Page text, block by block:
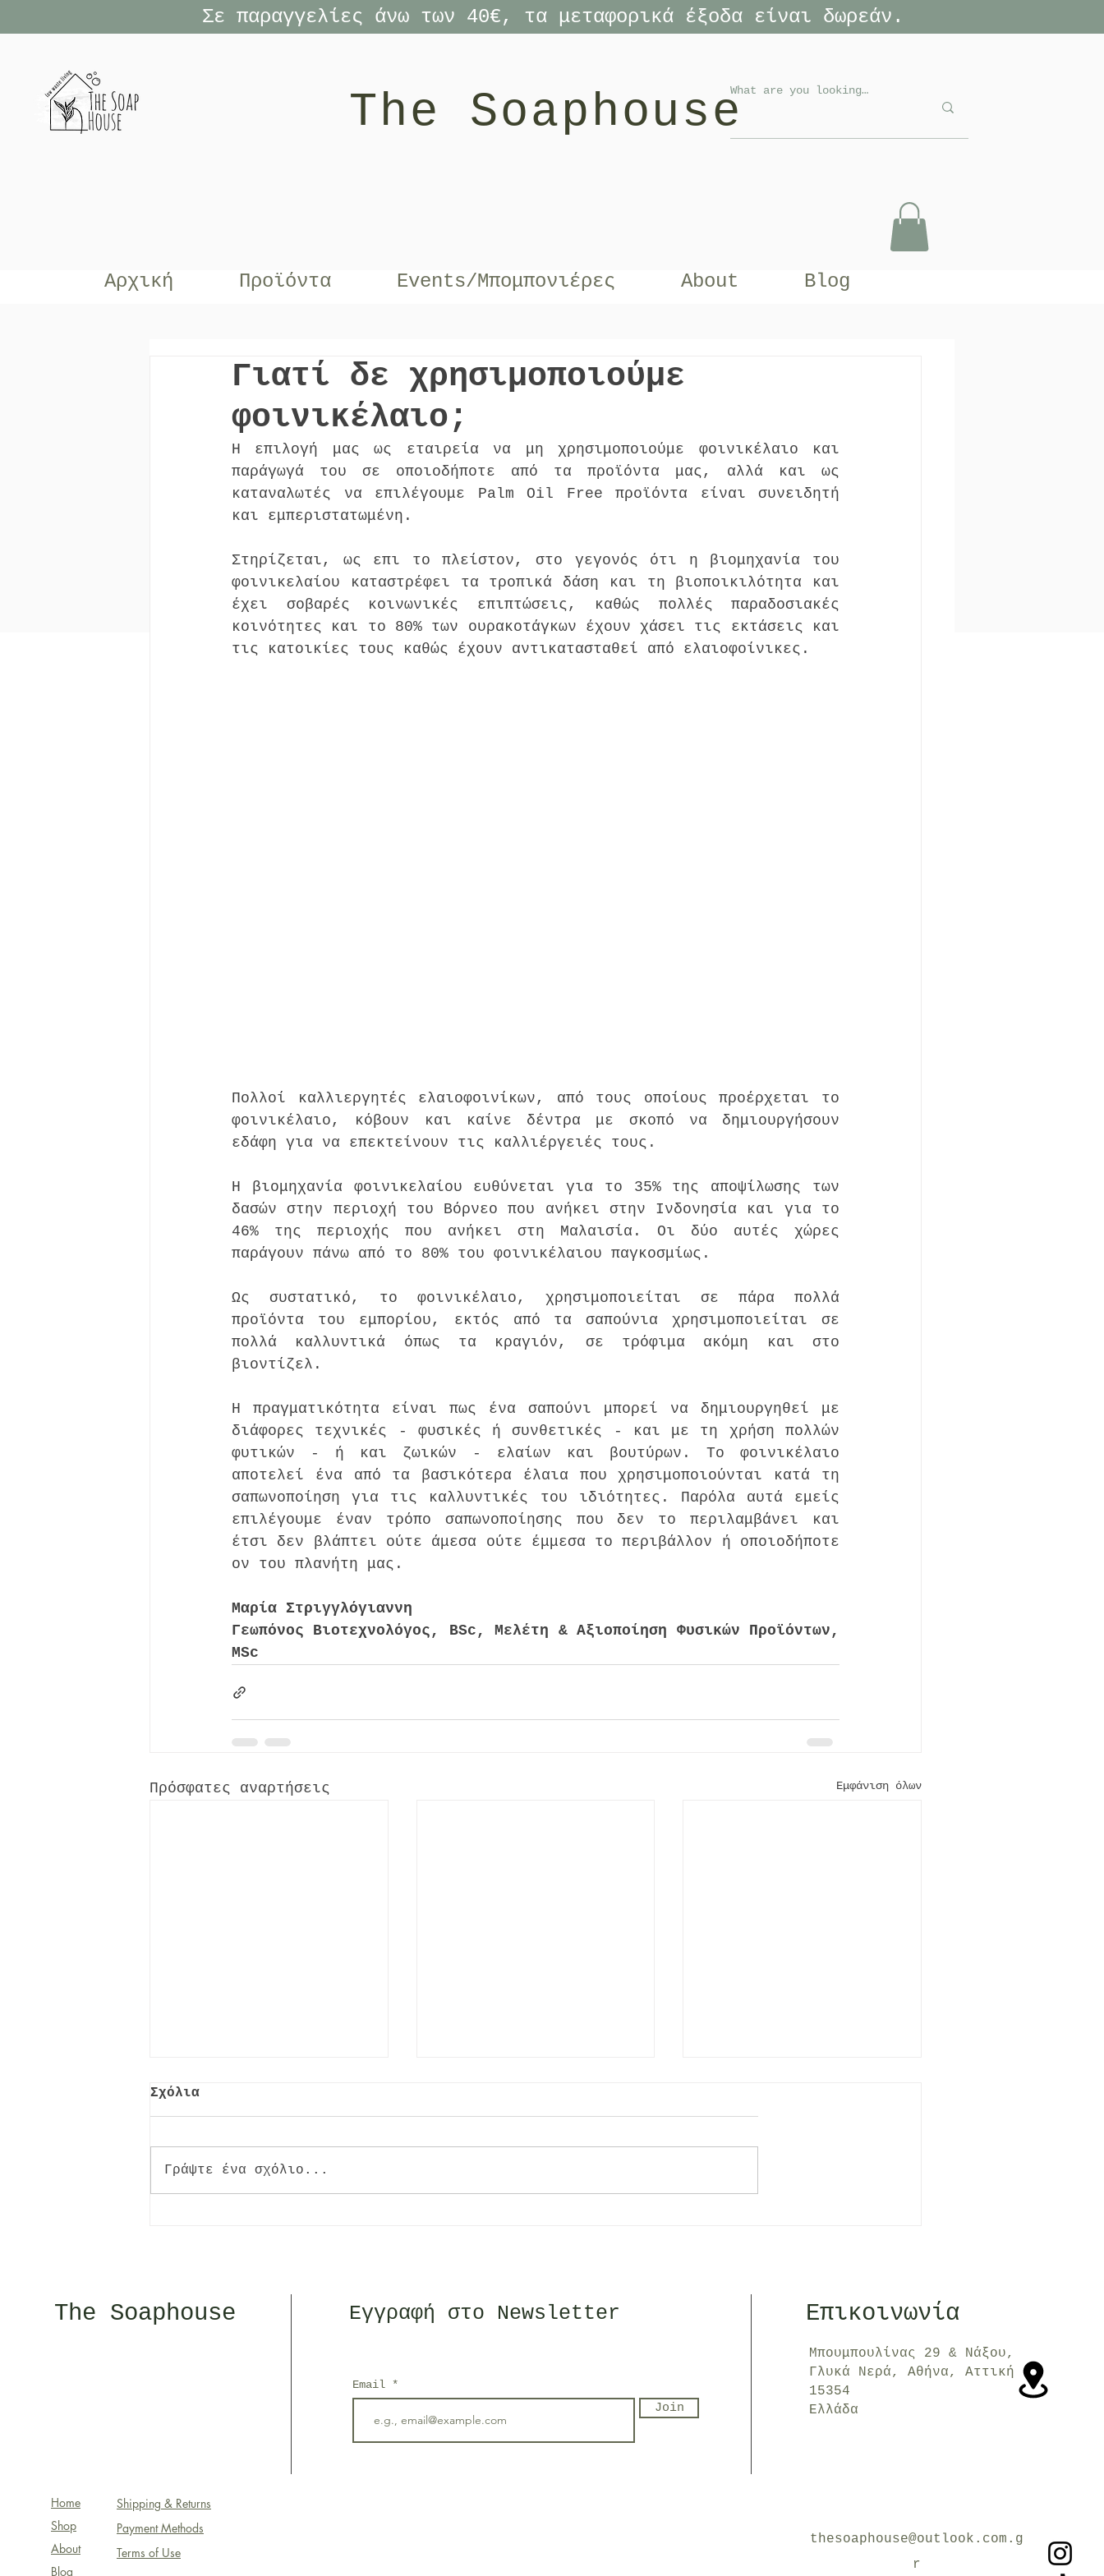
The Soaphouse
Αρχική Προϊόντα Events/Μπομπονιέρες About Blog
Σε παραγγελίες άνω των 40€, τα μεταφορικά έξοδα είναι δωρεάν.
Γιατί δε χρησιμοποιούμε
φοινικέλαιο;
Η επιλογή μας ως εταιρεία να μη χρησιμοποιούμε φοινικέλαιο και
παράγωγά του σε οποιοδήποτε από τα προϊόντα μας, αλλά και ως
καταναλωτές να επιλέγουμε Palm Oil Free προϊόντα είναι συνειδητή
και εμπεριστατωμένη.
Στηρίζεται, ως επι το πλείστον, στο γεγονός ότι η βιομηχανία του
φοινικελαίου καταστρέφει τα τροπικά δάση και τη βιοποικιλότητα και
έχει σοβαρές κοινωνικές επιπτώσεις, καθώς πολλές παραδοσιακές
κοινότητες και το 80% των ουρακοτάγκων έχουν χάσει τις εκτάσεις και
τις κατοικίες τους καθώς έχουν αντικατασταθεί από ελαιοφοίνικες.
Πολλοί καλλιεργητές ελαιοφοινίκων, από τους οποίους προέρχεται το
φοινικέλαιο, κόβουν και καίνε δέντρα με σκοπό να δημιουργήσουν
εδάφη για να επεκτείνουν τις καλλιέργειές τους.
Η βιομηχανία φοινικελαίου ευθύνεται για το 35% της αποψίλωσης των
δασών στην περιοχή του Βόρνεο που ανήκει στην Ινδονησία και για το
46% της περιοχής που ανήκει στη Μαλαισία. Οι δύο αυτές χώρες
παράγουν πάνω από το 80% του φοινικέλαιου παγκοσμίως.
Ως συστατικό, το φοινικέλαιο, χρησιμοποιείται σε πάρα πολλά
προϊόντα του εμπορίου, εκτός από τα σαπούνια χρησιμοποιείται σε
πολλά καλλυντικά όπως τα κραγιόν, σε τρόφιμα ακόμη και στο
βιοντίζελ.
Η πραγματικότητα είναι πως ένα σαπούνι μπορεί να δημιουργηθεί με
διάφορες τεχνικές - φυσικές ή συνθετικές - και με τη χρήση πολλών
φυτικών - ή και ζωικών - ελαίων και βουτύρων. Το φοινικέλαιο
αποτελεί ένα από τα βασικότερα έλαια που χρησιμοποιούνται κατά τη
σαπωνοποίηση για τις καλλυντικές του ιδιότητες. Παρόλα αυτά εμείς
επιλέγουμε έναν τρόπο σαπωνοποίησης που δεν το περιλαμβάνει και
έτσι δεν βλάπτει ούτε άμεσα ούτε έμμεσα το περιβάλλον ή οποιοδήποτε
ον του πλανήτη μας.
Μαρία Στριγγλόγιαννη
Γεωπόνος Βιοτεχνολόγος, BSc, Μελέτη & Αξιοποίηση Φυσικών Προϊόντων,
MSc
Πρόσφατες αναρτήσεις Εμφάνιση όλων
Σχόλια
Γράψτε ένα σχόλιο...
The Soaphouse Επικοινωνία
Εγγραφή στο Newsletter
Email
Join
Μπουμπουλίνας 29 & Νάξου,
Γλυκά Νερά, Αθήνα, Αττική
15354
Ελλάδα
Home
Shop
About
Blog
Shipping & Returns
Payment Methods
Terms of Use
thesoaphouse@outlook.com.g
r